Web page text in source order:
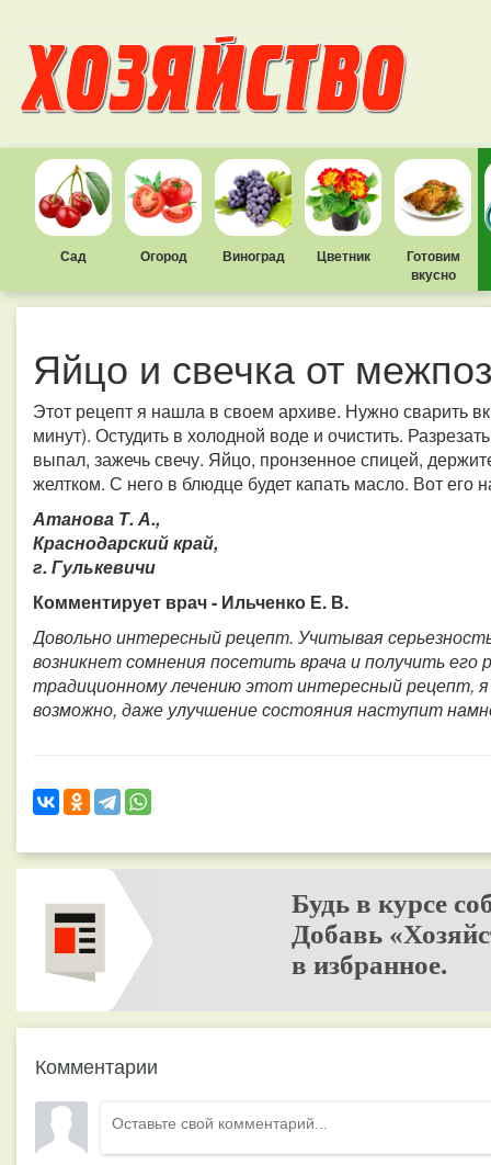
Сад Огород Виноград Цветник
Готовим
вкусно
Яйцо и свечка от
Этот рецепт я нашла в своем архиве. Нужно сварить
минут). Остудить в холодной воде и очистить.
выпал, зажечь свечу. Яйцо, пронзенное спицей,
желтком. С него в блюдце будет капать масло. Вот его
Атанова Т. А.,
Краснодарский край,
г. Гулькевичи
Комментирует врач - Ильченко Е. В.
Довольно интересный рецепт. Учитывая
возникнет сомнения посетить врача и получить его
традиционному лечению этот интересный рецепт,
возможно, даже улучшение состояния наступит
Будь в курсе
Добавь
в избранное.
Комментарии